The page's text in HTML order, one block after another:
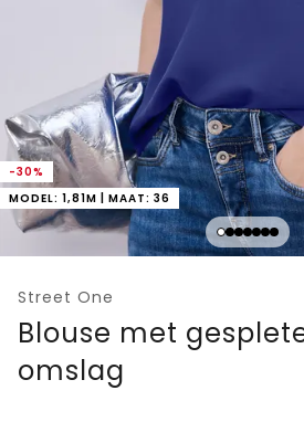
-30%
MODEL: 1,81M | MAAT: 36
Street One
Blouse met
omslag